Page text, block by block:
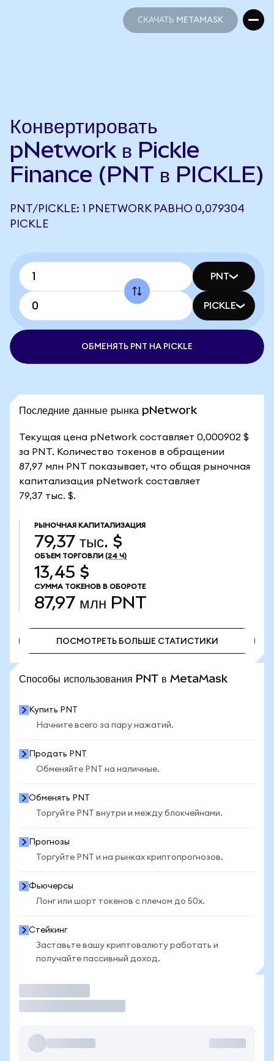
СКАЧАТЬ METAMASK
Конвертировать
pNetwork в Pickle
Finance (PNT в PICKLE)
PNT/PICKLE: 1 PNETWORK РАВНО 0,079304
PICKLE
PNT
PICKLE
ОБМЕНЯТЬ PNT НА PICKLE
Последние данные рынка pNetwork
Текущая цена pNetwork составляет 0,000902 $
за PNT. Количество токенов в обращении
87,97 млн PNT показывает, что общая рыночная
капитализация pNetwork составляет
79,37 тыс. $.
РЫНОЧНАЯ КАПИТАЛИЗАЦИЯ
79,37 тыс. $
ОБЪЕМ ТОРГОВЛИ (24 Ч)
13,45 $
СУММА ТОКЕНОВ В ОБОРОТЕ
87,97 млн PNT
ПОСМОТРЕТЬ БОЛЬШЕ СТАТИСТИКИ
Способы использования PNT в MetaMask
Купить PNT
Начните всего за пару нажатий.
Продать PNT
Обменяйте PNT на наличные.
Обменять PNT
Торгуйте PNT внутри и между блокчейнами.
Прогнозы
Торгуйте PNT и на рынках криптопрогнозов.
Фьючерсы
Лонг или шорт токенов с плечом до 50x.
Стейкинг
Заставьте вашу криптовалюту работать и
получайте пассивный доход.